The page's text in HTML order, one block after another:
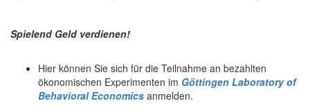
Spielend Geld verdienen!
Hier können Sie sich für die Teilnahme an bezahlten
ökonomischen Experimenten im Göttingen Laboratory of
Behavioral Economics anmelden.